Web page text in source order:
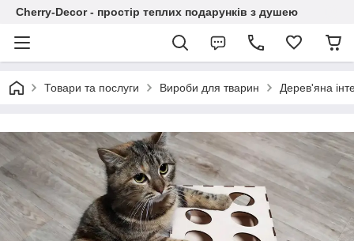
Cherry-Decor - простір теплих подарунків з душею
Товари та послуги Вироби для тварин Дерев'яна